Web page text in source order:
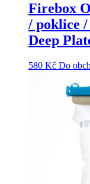
Firebox
/ poklice
Deep
580 Kč Do